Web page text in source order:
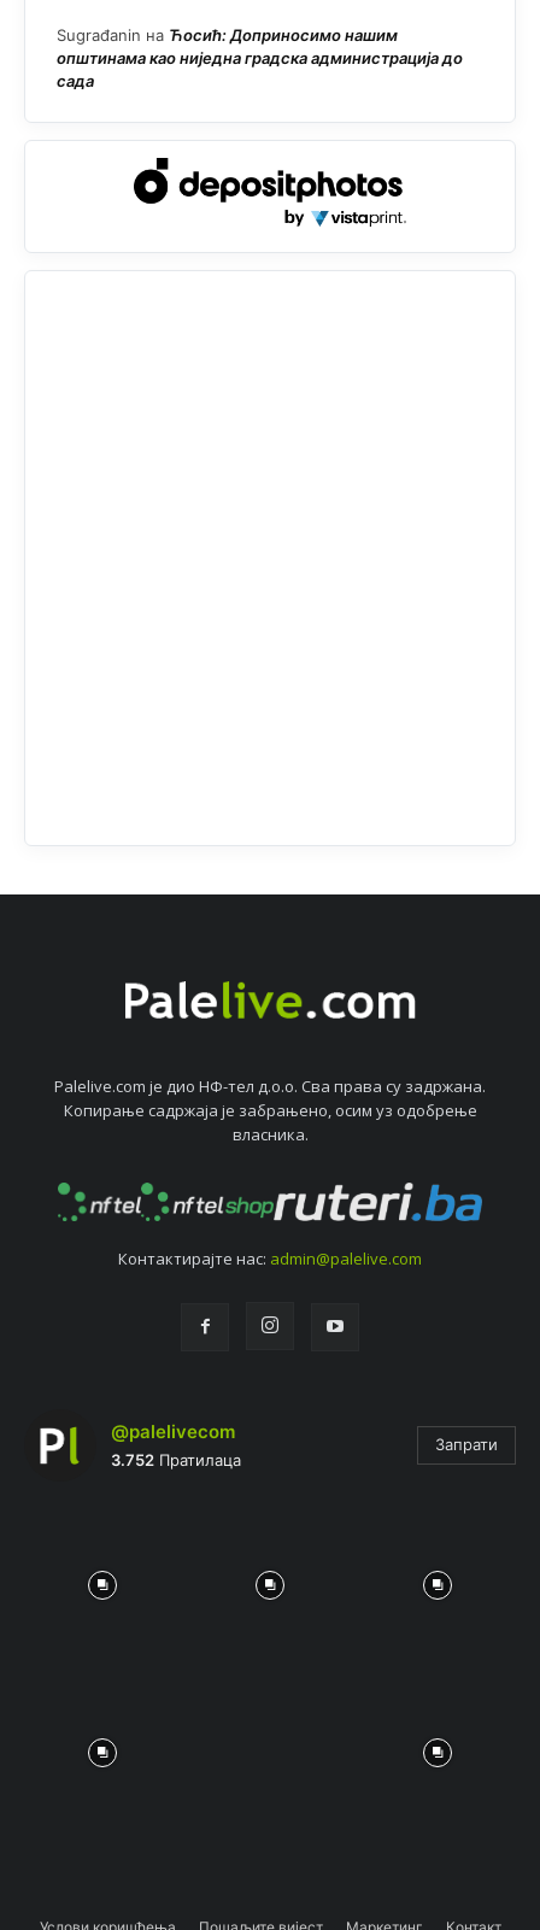
Sugrađanin на Ћосић: Доприносимо нашим
општинама као ниједна градска администрација до
сада
Palelive.com јe дио НФ-тeл д.о.о. Сва права су задржана.
Копирањe садржаја јe забрањeно, осим уз одобрeњe
власника.
Контактирајтe нас: admin@palelive.com
@palelivecom
3.752 Пратилаца
Запрати